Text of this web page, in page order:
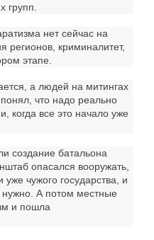
групп.
нет сейчас на
регионов, криминалитет,
этапе.
а людей на митингах
что надо реально
когда все это начало уже
создание батальона
опасался вооружать,
чужого государства, и
А потом местные
и пошла